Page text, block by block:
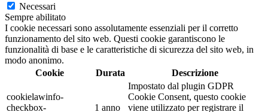
Necessari
Sempre abilitato
I cookie necessari sono assolutamente essenziali per il corretto
funzionamento del sito web. Questi cookie garantiscono le
funzionalità di base e le caratteristiche di sicurezza del sito web, in
modo anonimo.
Cookie
Durata Descrizione
cookielawinfo-
checkbox-
1 anno
Impostato dal plugin GDPR
Cookie Consent, questo cookie
viene utilizzato per registrare il